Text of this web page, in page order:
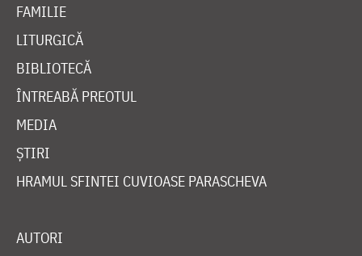
FAMILIE
LITURGICĂ
BIBLIOTECĂ
ÎNTREABĂ PREOTUL
MEDIA
ȘTIRI
HRAMUL SFINTEI CUVIOASE PARASCHEVA
AUTORI